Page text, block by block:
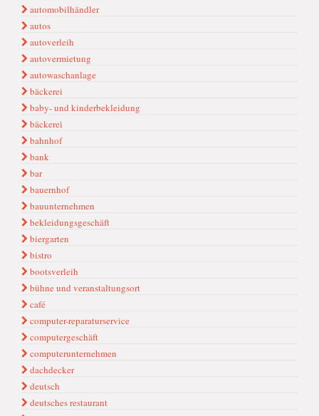
automobilhändler
autos
autoverleih
autovermietung
autowaschanlage
bäckerei
baby- und kinderbekleidung
bäckerei̇
bahnhof
bank
bar
bauernhof
bauunternehmen
bekleidungsgeschäft
biergarten
bistro
bootsverleih
bühne und veranstaltungsort
café
computer-reparaturservice
computergeschäft
computerunternehmen
dachdecker
deutsch
deutsches restaurant